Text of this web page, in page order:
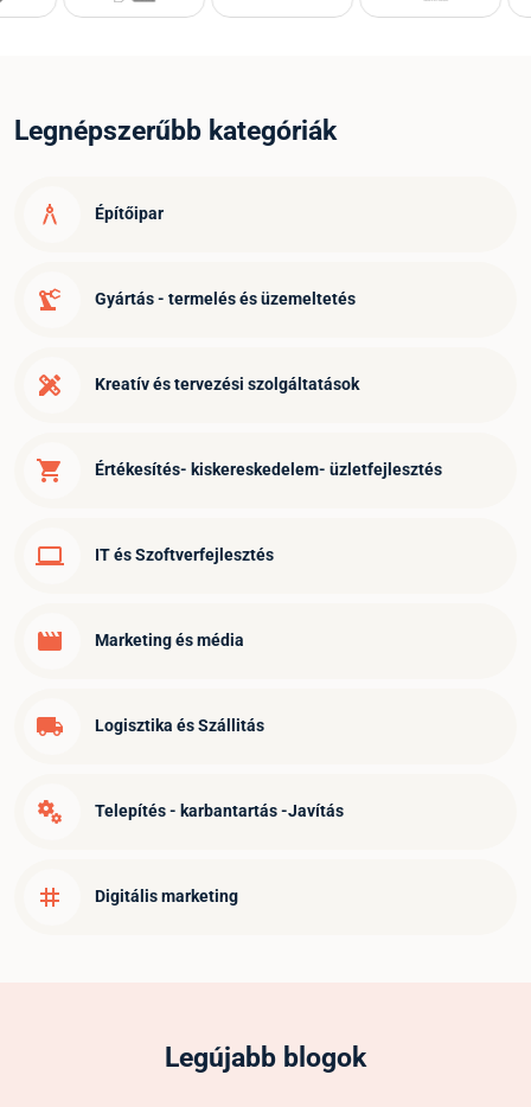
Legnépszerűbb kategóriák
architecture Építőipar
precision_manufacturing Gyártás - termelés és üzemeltetés
design_services Kreatív és tervezési szolgáltatások
shopping_cart Értékesítés- kiskereskedelem- üzletfejlesztés
computer IT és Szoftverfejlesztés
movie Marketing és média
local_shipping Logisztika és Szállitás
miscellaneous_services Telepítés - karbantartás -Javítás
tag Digitális marketing
Legújabb blogok